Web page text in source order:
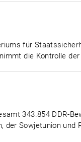
für
die Kontrolle
343.854 DDR-
Sowjetunion und